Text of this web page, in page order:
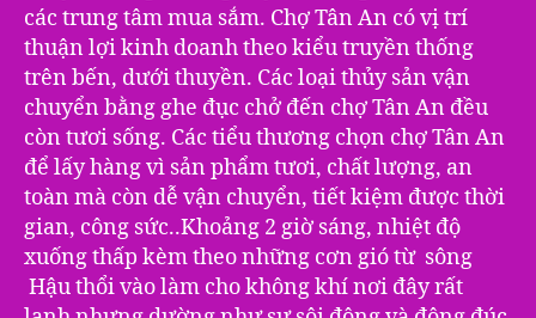
các trung tâm mua sắm. Chợ Tân An có vị trí
thuận lợi kinh doanh theo kiểu truyền thống
trên bến, dưới thuyền. Các loại thủy sản vận
chuyển bằng ghe đục chở đến chợ Tân An đều
còn tươi sống. Các tiểu thương chọn chợ Tân An
để lấy hàng vì sản phẩm tươi, chất lượng, an
toàn mà còn dễ vận chuyển, tiết kiệm được thời
gian, công sức..Khoảng 2 giờ sáng, nhiệt độ
xuống thấp kèm theo những cơn gió từ sông
Hậu thổi vào làm cho không khí nơi đây rất